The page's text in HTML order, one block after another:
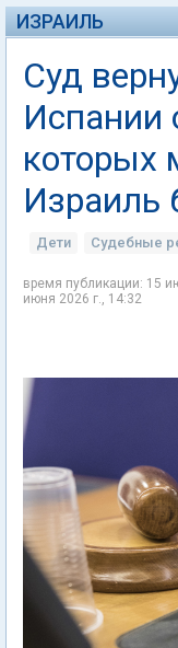
ИЗРАИЛЬ
Суд
Испании
которых
Израиль
Дети Судебные
время публикации: 15
июня 2026 г., 14:32